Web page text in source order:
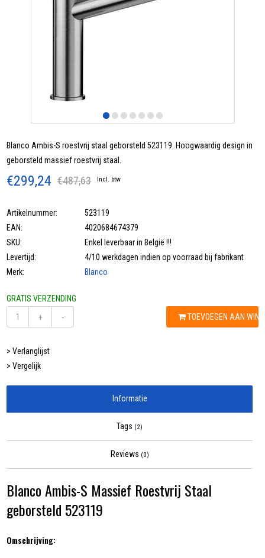
Blanco Ambis-S roestvrij staal geborsteld 523119. Hoogwaardig design in
geborsteld massief roestvrij staal.
€299,24 €487,63 Incl. btw
Artikelnummer:
523119
EAN:
4020684674379
SKU:
Enkel leverbaar in België !!!
Levertijd:
4/10 werkdagen indien op voorraad bij fabrikant
Merk:
Blanco
GRATIS VERZENDING
+
- TOEVOEGEN AAN
> Verlanglijst
> Vergelijk
Informatie
Tags (2)
Reviews (0)
Blanco Ambis-S Massief Roestvrij Staal
geborsteld 523119
Omschrijving: